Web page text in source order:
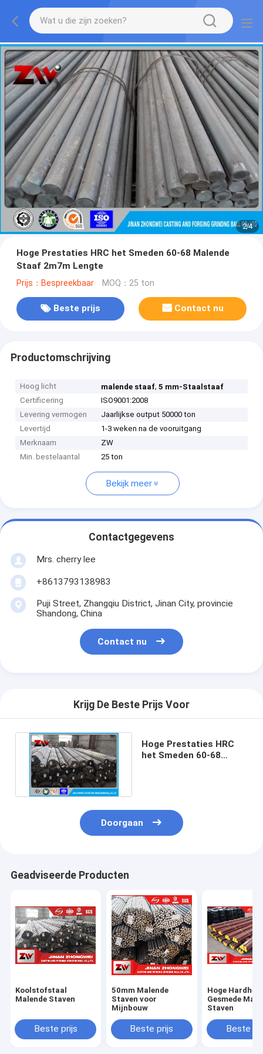
2/4
Hoge Prestaties HRC het Smeden 60-68 Malende
Staaf 2m7m Lengte
Prijs：Bespreekbaar MOQ：25 ton
Beste prijs Contact nu
Productomschrijving
Hoog licht malende staaf,5 mm-Staalstaaf
Certificering
ISO9001:2008
Levering vermogen
Jaarlijkse output 50000 ton
Levertijd
1-3 weken na de vooruitgang
Merknaam
ZW
Min. bestelaantal
25 ton
Bekijk meer
Contactgegevens
Mrs. cherry lee
+8613793138983
Puji Street, Zhangqiu District, Jinan City, provincie
Shandong, China
Contact nu
Krijg De Beste Prijs Voor
Hoge Prestaties HRC
het Smeden 60-68
Doorgaan
Geadviseerde Producten
Koolstofstaal
Malende Staven
Beste prijs
50mm Malende
Staven voor
Mijnbouw
Beste prijs
Hoge Hardheid
Gesmede
Staven
Beste